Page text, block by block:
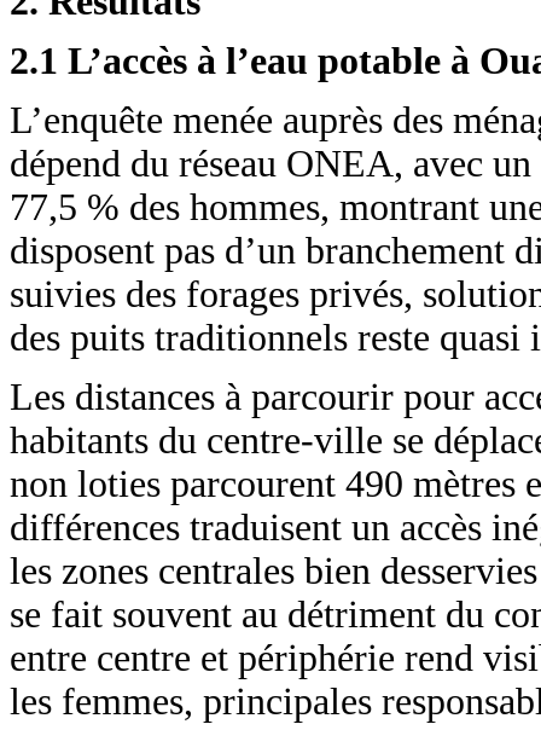
2.1 L’accès à l’eau potable à
L’enquête menée auprès des
dépend du réseau ONEA, avec
77,5 % des hommes, montrant
disposent pas d’un branchement
suivies des forages privés,
des puits traditionnels reste quasi
Les distances à parcourir pour
habitants du centre-ville se
non loties parcourent 490 mètres
différences traduisent un accès
les zones centrales bien
se fait souvent au détriment du
entre centre et périphérie rend
les femmes, principales